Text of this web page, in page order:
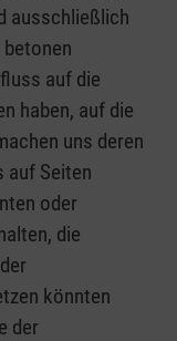
ausschließlich
auf die
haben, auf die
uns deren
auf Seiten
oder
die
könnten
der